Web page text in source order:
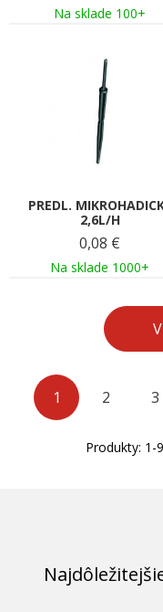
Na sklade 100+
PREDL.
2,6L/H
0,08 €
Na sklade 1000+
1 2 3
Produkty: 1 -9